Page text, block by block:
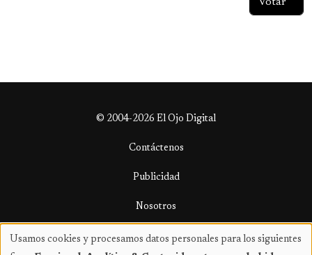
© 2004-2026 El Ojo Digital
Contáctenos
Publicidad
Nosotros
Términos y condiciones
Uso
Usamos cookies y procesamos datos personales para los siguientes